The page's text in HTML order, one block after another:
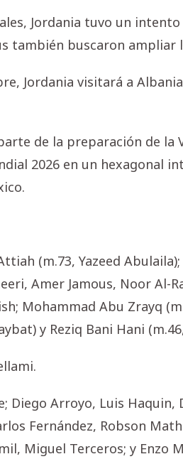
Jordania tuvo un
también buscaron ampliar
Jordania visitará a
de la preparación de la
2026 en un hexagonal
(m.73, Yazeed
Amer Jamous, Noor Al-
Mohammad Abu Zrayq
y Reziq Bani Hani
Diego Arroyo, Luis
Fernández, Robson
Miguel Terceros; y Enzo